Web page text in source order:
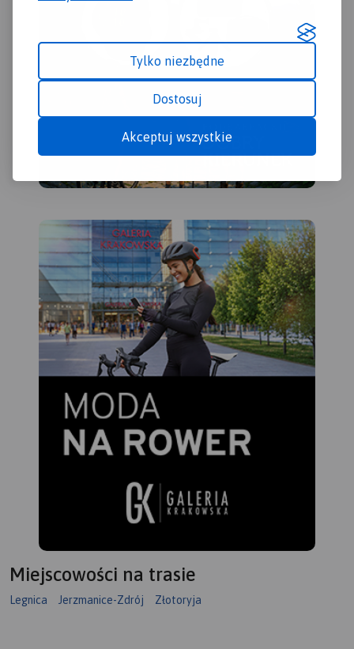
Tylko niezbędne
Dostosuj
Akceptuj wszystkie
Miejscowości na trasie
Legnica Jerzmanice-Zdrój Złotoryja